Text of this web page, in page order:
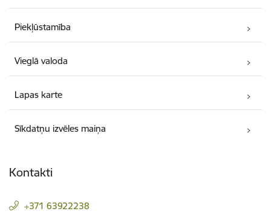
Piekļūstamība
Vieglā valoda
Lapas karte
Sīkdatņu izvēles maiņa
Kontakti
+371 63922238